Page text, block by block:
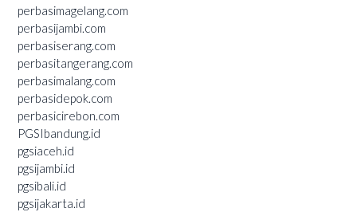
perbasimagelang.com
perbasijambi.com
perbasiserang.com
perbasitangerang.com
perbasimalang.com
perbasidepok.com
perbasicirebon.com
PGSIbandung.id
pgsiaceh.id
pgsijambi.id
pgsibali.id
pgsijakarta.id